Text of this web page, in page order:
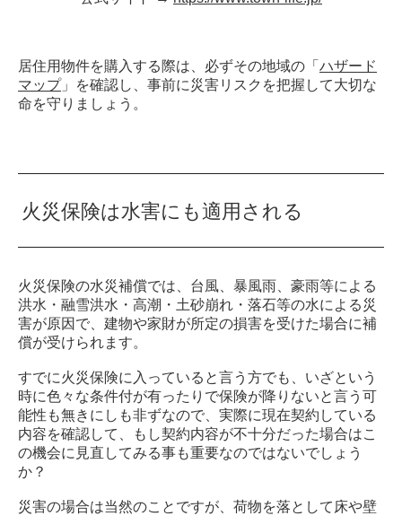
居住用物件を購入する際は、必ずその地域の「 ハザード
マップ」を確認し、事前に災害リスクを把握して大切な
命を守りましょう。
火災保険は水害にも適用される
火災保険の水災補償では、台風、暴風雨、豪雨等による
洪水・融雪洪水・高潮・土砂崩れ・落石等の水による災
害が原因で、建物や家財が所定の損害を受けた場合に補
償が受けられます。
すでに火災保険に入っていると言う方でも、いざという
時に色々な条件付が有ったりで保険が降りないと言う可
能性も無きにしも非ずなので、実際に現在契約している
内容を確認して、もし契約内容が不十分だった場合はこ
の機会に見直してみる事も重要なのではないでしょう
か？
災害の場合は当然のことですが、荷物を落として床や壁